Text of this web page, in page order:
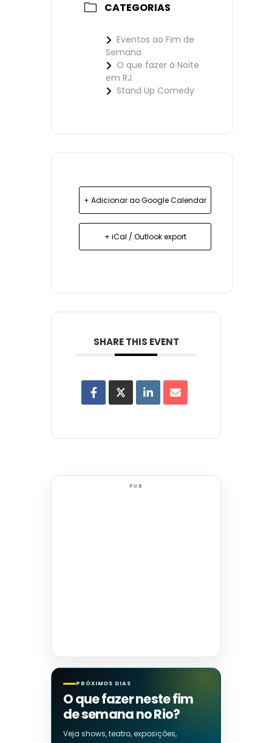
CATEGORIAS
Eventos ao Fim de
Semana
O que fazer à Noite
em RJ
Stand Up Comedy
+ Adicionar ao Google Calendar
+ iCal / Outlook export
SHARE THIS EVENT
PUB
PRÓXIMOS DIAS
O que fazer neste fim
de semana no Rio?
Veja shows, teatro, exposições,